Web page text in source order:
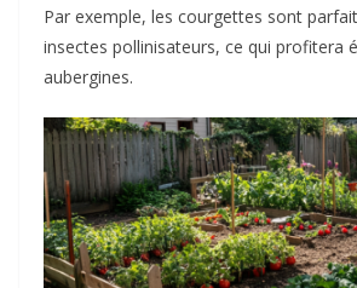
Par exemple, les courgettes sont
insectes pollinisateurs, ce qui profitera
aubergines.